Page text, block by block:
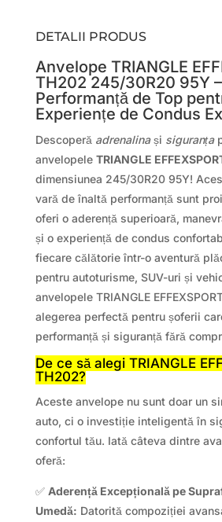
DETALII PRODUS
Anvelope TRIANGLE
TH202 245/30R20 95Y –
Performanță de Top
Experiențe de Condus
Descoperă adrenalinași siguranța
anvelopele TRIANGLE
dimensiunea 245/30R20 95Y!
vară de înaltă performanță sunt
oferi o aderență superioară,
și o experiență de condus
fiecare călătorie într-o aventură
pentru autoturisme, SUV-uri și
anvelopele TRIANGLE
alegerea perfectă pentru șoferii
performanță și siguranță fără
De ce să alegi TRIANGLE
TH202?
Aceste anvelope nu sunt doar un
auto, ci o investiție inteligentă în
confortul tău. Iată câteva dintre
oferă:
✅ Aderență Excepțională pe
Umedă: Datorită compoziției